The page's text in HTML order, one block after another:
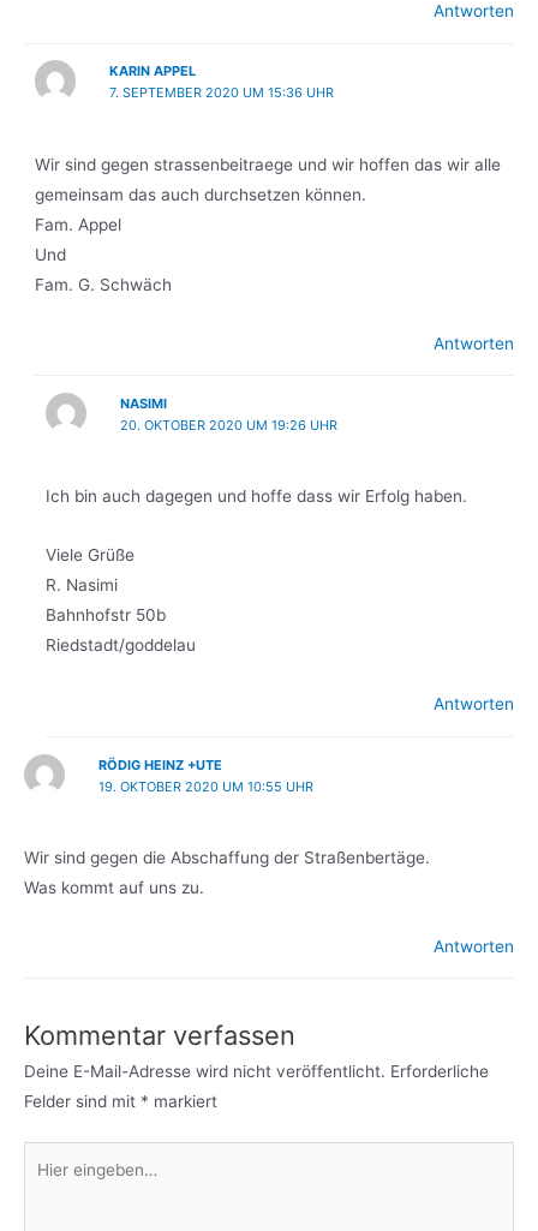
Antworten
KARIN APPEL
7. SEPTEMBER 2020 UM 15:36 UHR
Wir sind gegen strassenbeitraege und wir hoffen das wir alle
gemeinsam das auch durchsetzen können.
Fam. Appel
Und
Fam. G. Schwäch
Antworten
NASIMI
20. OKTOBER 2020 UM 19:26 UHR
Ich bin auch dagegen und hoffe dass wir Erfolg haben.
Viele Grüße
R. Nasimi
Bahnhofstr 50b
Riedstadt/goddelau
Antworten
RÖDIG HEINZ +UTE
19. OKTOBER 2020 UM 10:55 UHR
Wir sind gegen die Abschaffung der Straßenbertäge.
Was kommt auf uns zu.
Antworten
Kommentar verfassen
Deine E-Mail-Adresse wird nicht veröffentlicht. Erforderliche
Felder sind mit * markiert
eingeben…